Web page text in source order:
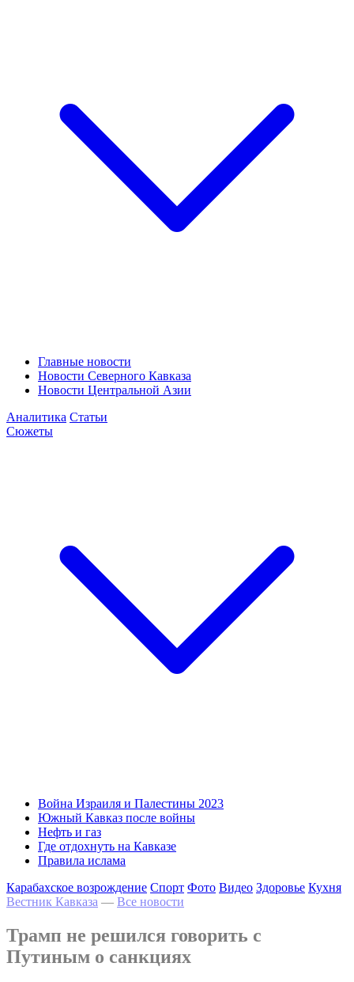
Главные новости
Новости Северного Кавказа
Новости Центральной Азии
Аналитика Статьи
Сюжеты
Война Израиля и Палестины 2023
Южный Кавказ после войны
Нефть и газ
Где отдохнуть на Кавказе
Правила ислама
Карабахское возрождение Спорт Фото Видео Здоровье Кухня
Вестник Кавказа — Все новости
Трамп не решился говорить с
Путиным о санкциях